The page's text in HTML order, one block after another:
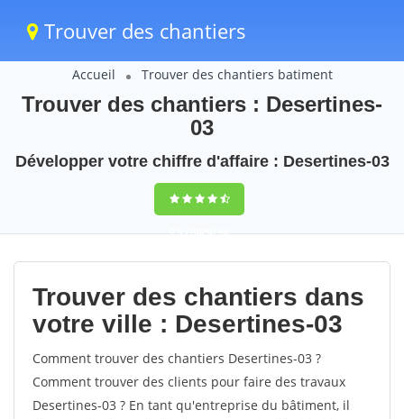
Trouver des chantiers
Accueil Trouver des chantiers batiment
Trouver des chantiers : Desertines-
03
Développer votre chiffre d'affaire : Desertines-03
9,5(100%)46
votes
Trouver des chantiers dans
votre ville : Desertines-03
Comment trouver des chantiers Desertines-03 ?
Comment trouver des clients pour faire des travaux
Desertines-03 ? En tant qu'entreprise du bâtiment, il